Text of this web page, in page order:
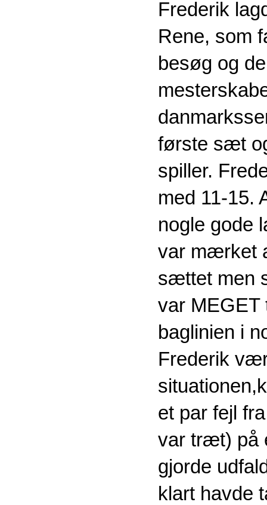
Frederik
Rene, som
besøg og
første sæt
spiller.
med 11-15.
nogle gode
var mærket
sættet men
var
baglinien i
Frederik
et par fejl
var træt) på
gjorde
klart havde